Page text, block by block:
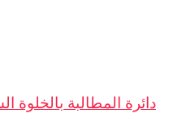
دائرة المطالبة بالخلوة